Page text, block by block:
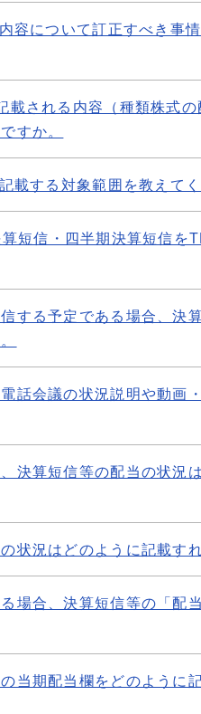
容について訂正すべき事
される内容（種類株式の
すか。
載する対象範囲を教えてく
短信・四半期決算短信を
する予定である場合、決
話会議の状況説明や動画
決算短信等の配当の状況
状況はどのように記載す
場合、決算短信等の「配
当期配当欄をどのように